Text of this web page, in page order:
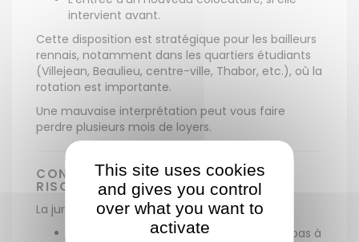
intervient avant.
Cette disposition est stratégique pour les bailleurs
rennais, notamment dans les quartiers étudiants
(Villejean, Beaulieu, centre-ville, Thabor, etc.), où la
rotation est importante.
Une mauvaise interprétation peut vous faire
perdre plusieurs mois de loyers.
CONGÉ MAL FORMALISÉ : QUELS
RISQUES POUR LE BAILLEUR ?
La jurisprudence est constante :
Le simple départ du logement ne suffit pas à
This site uses cookies
and gives you control
over what you want to
activate